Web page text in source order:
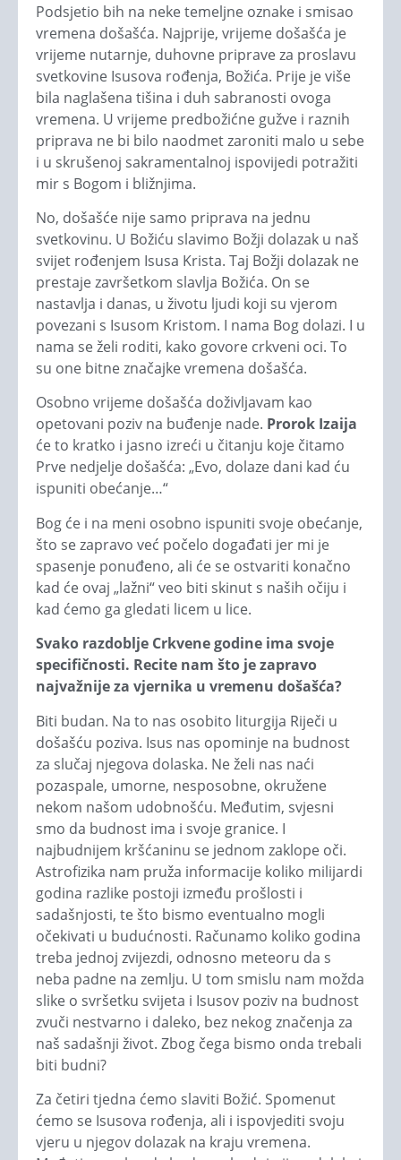
Podsjetio bih na neke temeljne oznake i smisao
vremena došašća. Najprije, vrijeme došašća je
vrijeme nutarnje, duhovne priprave za proslavu
svetkovine Isusova rođenja, Božića. Prije je više
bila naglašena tišina i duh sabranosti ovoga
vremena. U vrijeme predbožićne gužve i raznih
priprava ne bi bilo naodmet zaroniti malo u sebe
i u skrušenoj sakramentalnoj ispovijedi potražiti
mir s Bogom i bližnjima.
No, došašće nije samo priprava na jednu
svetkovinu. U Božiću slavimo Božji dolazak u naš
svijet rođenjem Isusa Krista. Taj Božji dolazak ne
prestaje završetkom slavlja Božića. On se
nastavlja i danas, u životu ljudi koji su vjerom
povezani s Isusom Kristom. I nama Bog dolazi. I u
nama se želi roditi, kako govore crkveni oci. To
su one bitne značajke vremena došašća.
Osobno vrijeme došašća doživljavam kao
opetovani poziv na buđenje nade. Prorok Izaija
će to kratko i jasno izreći u čitanju koje čitamo
Prve nedjelje došašća: „Evo, dolaze dani kad ću
ispuniti obećanje…“
Bog će i na meni osobno ispuniti svoje obećanje,
što se zapravo već počelo događati jer mi je
spasenje ponuđeno, ali će se ostvariti konačno
kad će ovaj „lažni“ veo biti skinut s naših očiju i
kad ćemo ga gledati licem u lice.
Svako razdoblje Crkvene godine ima svoje
specifičnosti. Recite nam što je zapravo
najvažnije za vjernika u vremenu došašća?
Biti budan. Na to nas osobito liturgija Riječi u
došašću poziva. Isus nas opominje na budnost
za slučaj njegova dolaska. Ne želi nas naći
pozaspale, umorne, nesposobne, okružene
nekom našom udobnošću. Međutim, svjesni
smo da budnost ima i svoje granice. I
najbudnijem kršćaninu se jednom zaklope oči.
Astrofizika nam pruža informacije koliko milijardi
godina razlike postoji između prošlosti i
sadašnjosti, te što bismo eventualno mogli
očekivati u budućnosti. Računamo koliko godina
treba jednoj zvijezdi, odnosno meteoru da s
neba padne na zemlju. U tom smislu nam možda
slike o svršetku svijeta i Isusov poziv na budnost
zvuči nestvarno i daleko, bez nekog značenja za
naš sadašnji život. Zbog čega bismo onda trebali
biti budni?
Za četiri tjedna ćemo slaviti Božić. Spomenut
ćemo se Isusova rođenja, ali i ispovjediti svoju
vjeru u njegov dolazak na kraju vremena.